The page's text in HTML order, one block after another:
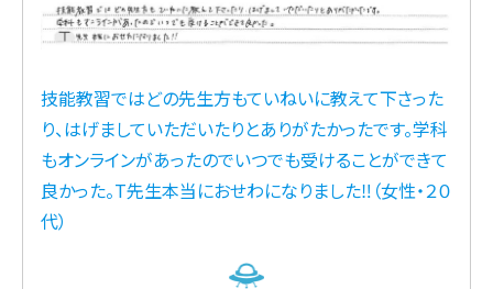
技能教習ではどの先生方もていねいに教えて下さった
り、はげましていただいたりとありがたかったです。学科
もオンラインがあったのでいつでも受けることができて
良かった。T先生本当におせわになりました‼（女性・２０
代）